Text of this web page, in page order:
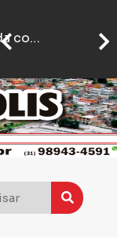
Motoboy abre caminho no trânsito para ajudar mulher que passava mal a chegar ao hospital em BH
motoboy é agredido com socos e empurrões após estacionar em ponto de taxi em BH